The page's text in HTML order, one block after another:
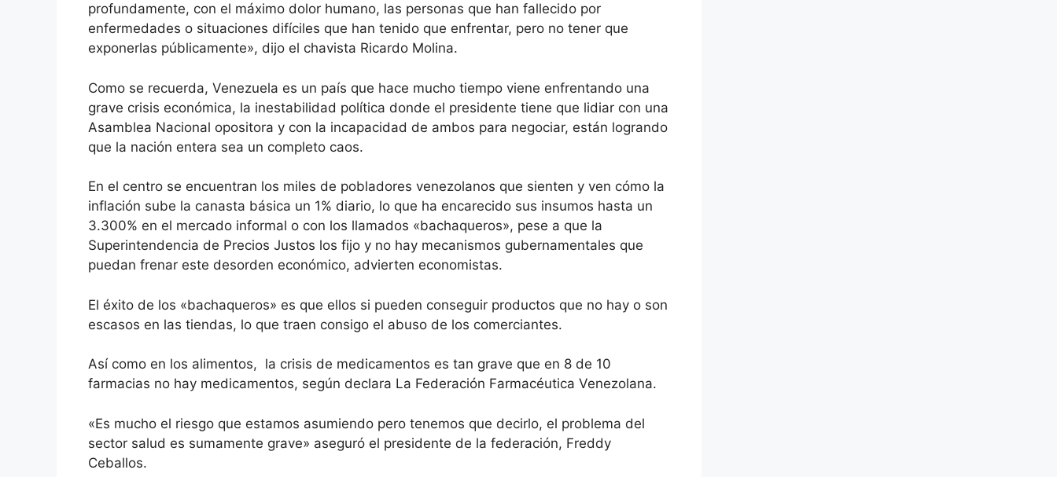
profundamente, con el máximo dolor humano, las personas que han fallecido por
enfermedades o situaciones difíciles que han tenido que enfrentar, pero no tener que
exponerlas públicamente», dijo el chavista Ricardo Molina.
Como se recuerda, Venezuela es un país que hace mucho tiempo viene enfrentando una
grave crisis económica, la inestabilidad política donde el presidente tiene que lidiar con una
Asamblea Nacional opositora y con la incapacidad de ambos para negociar, están logrando
que la nación entera sea un completo caos.
En el centro se encuentran los miles de pobladores venezolanos que sienten y ven cómo la
inflación sube la canasta básica un 1% diario, lo que ha encarecido sus insumos hasta un
3.300% en el mercado informal o con los llamados «bachaqueros», pese a que la
Superintendencia de Precios Justos los fijo y no hay mecanismos gubernamentales que
puedan frenar este desorden económico, advierten economistas.
El éxito de los «bachaqueros» es que ellos si pueden conseguir productos que no hay o son
escasos en las tiendas, lo que traen consigo el abuso de los comerciantes.
Así como en los alimentos, la crisis de medicamentos es tan grave que en 8 de 10
farmacias no hay medicamentos, según declara La Federación Farmacéutica Venezolana.
«Es mucho el riesgo que estamos asumiendo pero tenemos que decirlo, el problema del
sector salud es sumamente grave» aseguró el presidente de la federación, Freddy
Ceballos.